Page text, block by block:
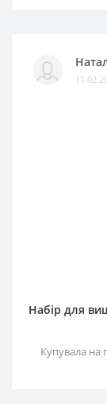
Набір для
Купувала на